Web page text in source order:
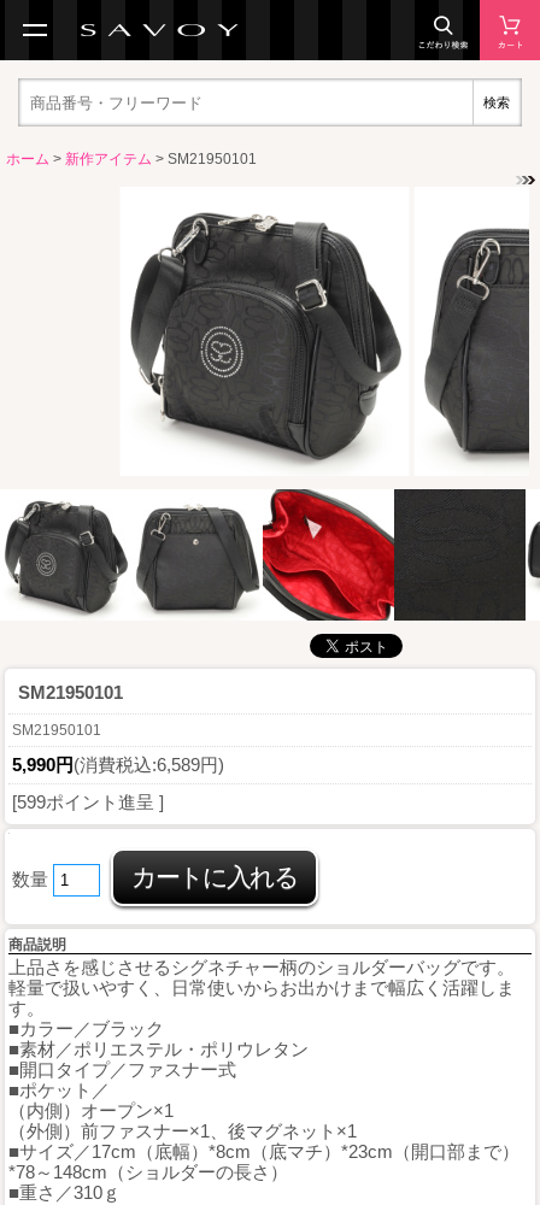
検索
ホーム > 新作アイテム > SM21950101
SM21950101
SM21950101
5,990円(消費税込:6,589円)
[599ポイント進呈 ]
数量
商品説明
上品さを感じさせるシグネチャー柄のショルダーバッグです。
軽量で扱いやすく、日常使いからお出かけまで幅広く活躍しま
す。
■カラー／ブラック
■素材／ポリエステル・ポリウレタン
■開口タイプ／ファスナー式
■ポケット／
（内側）オープン×1
（外側）前ファスナー×1、後マグネット×1
■サイズ／17cm（底幅）*8cm（底マチ）*23cm（開口部まで）
*78～148cm（ショルダーの長さ）
■重さ／310ｇ